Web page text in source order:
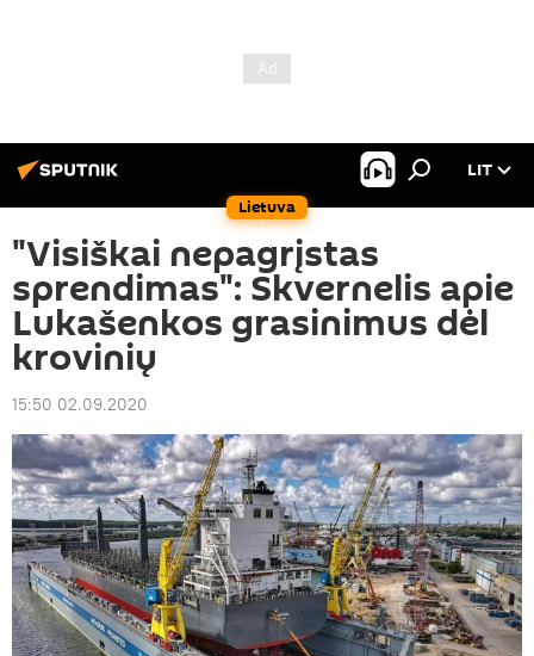
Lietuva
LIT
"Visiškai nepagrįstas
sprendimas": Skvernelis apie
Lukašenkos grasinimus dėl
krovinių
15:50 02.09.2020